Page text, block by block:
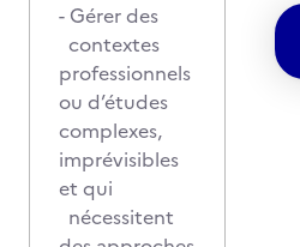
- Gérer des
contextes
professionnels
ou d’études
complexes,
imprévisibles
et qui
nécessitent